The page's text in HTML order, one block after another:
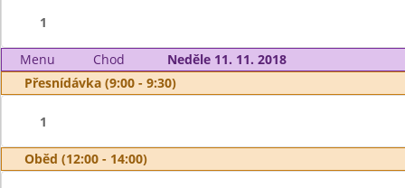
1
Menu Chod
Neděle 11. 11. 2018
Přesnídávka (9:00 - 9:30)
1
Oběd (12:00 - 14:00)